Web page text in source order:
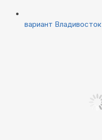
вариант Владивосток